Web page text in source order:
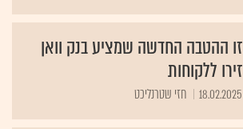
זו ההטבה החדשה שמציע בנק וואן
זירו ללקוחות
18.02.2025 חזי שטרנליכט